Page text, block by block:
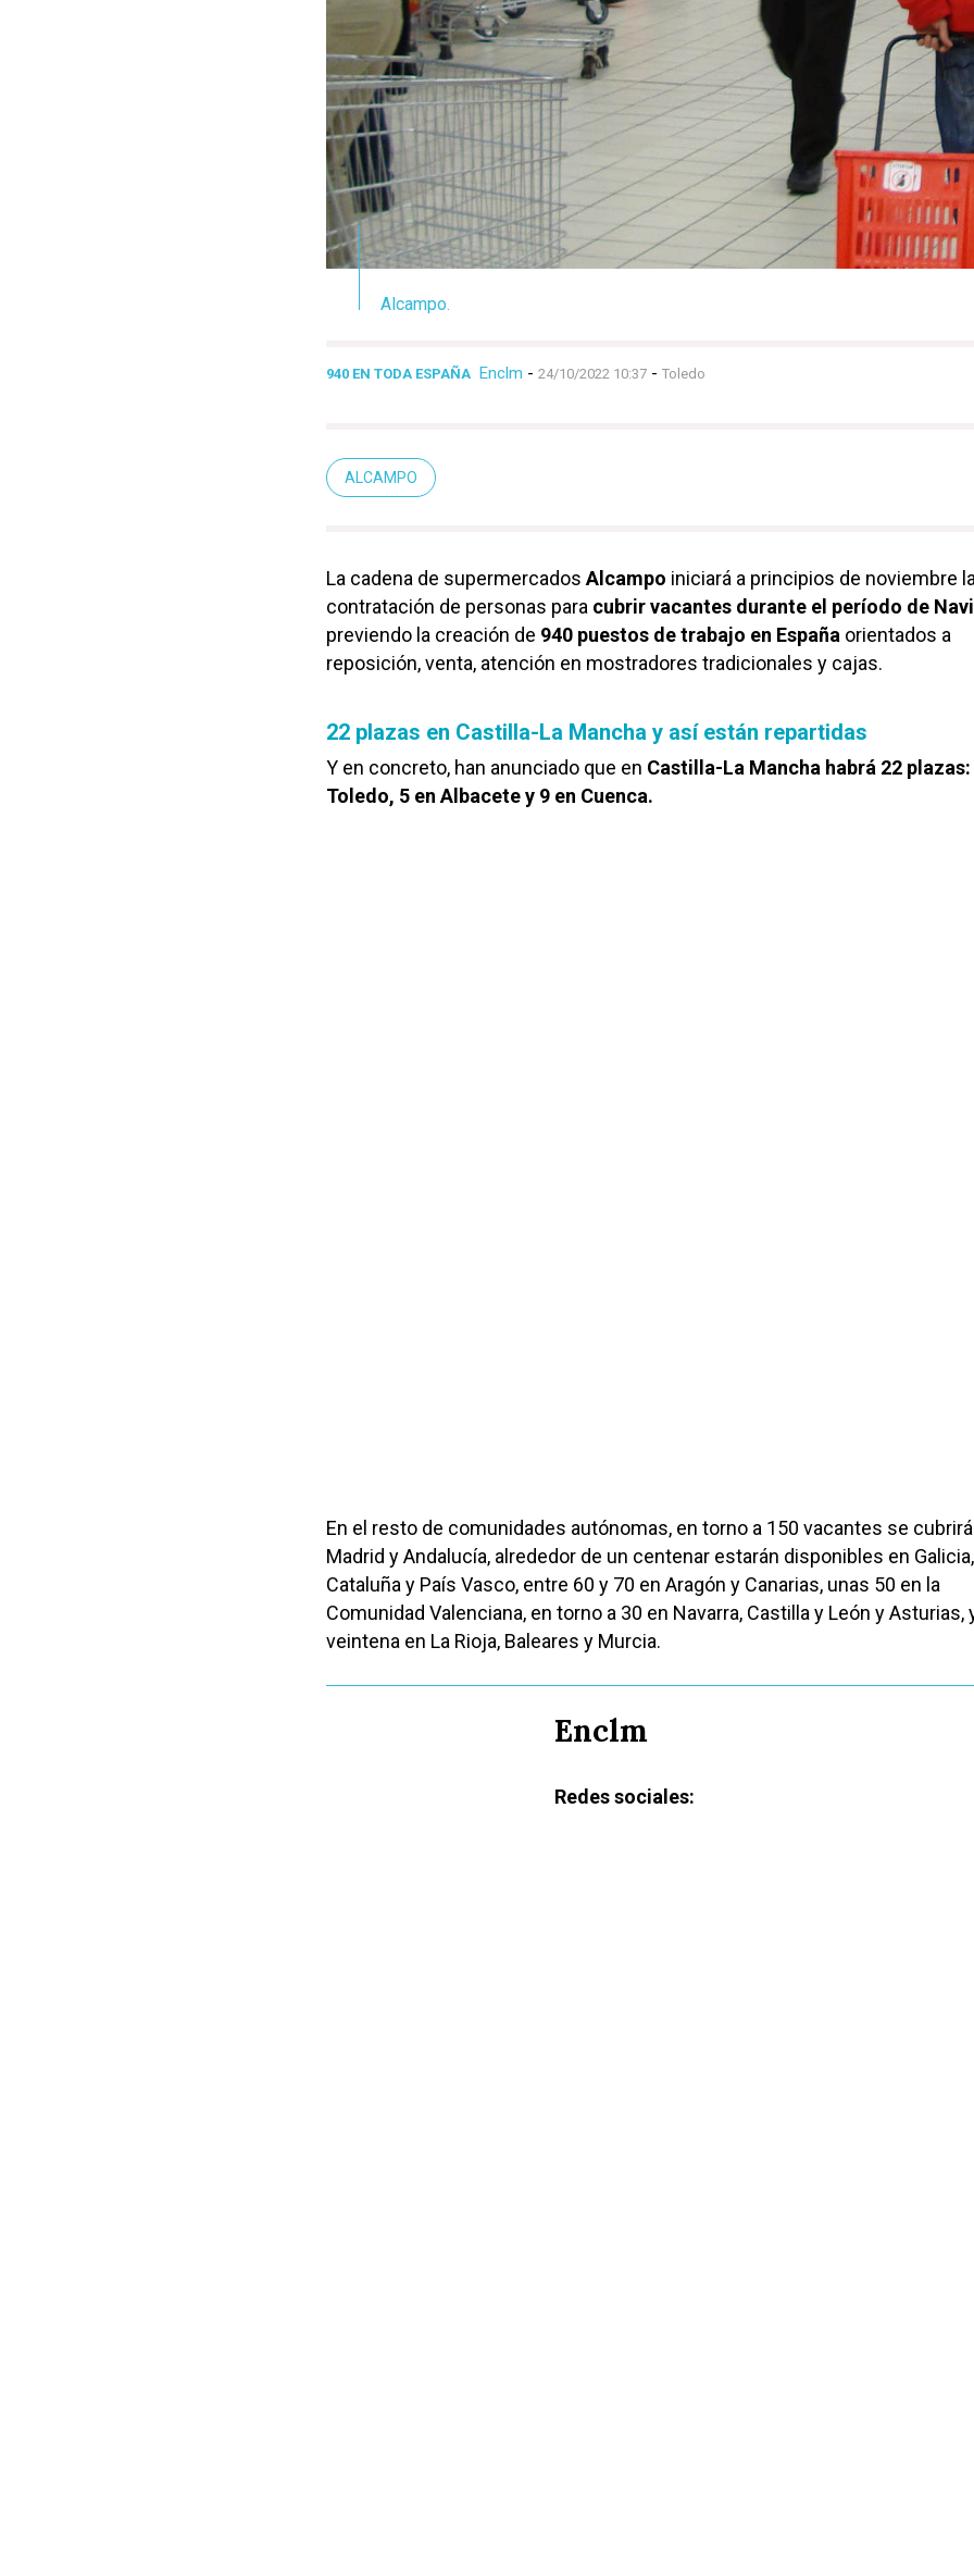
Alcampo.
940 EN TODA ESPAÑA Enclm - 24/10/2022 10:37 - Toledo
ALCAMPO
La cadena de supermercados Alcampo iniciará a principios de noviembre
contratación de personas para cubrir vacantes durante el período de
previendo la creación de 940 puestos de trabajo en España orientados a
reposición, venta, atención en mostradores tradicionales y cajas.
22 plazas en Castilla-La Mancha y así están repartidas
Y en concreto, han anunciado que en Castilla-La Mancha habrá 22 plazas:
Toledo, 5 en Albacete y 9 en Cuenca.
En el resto de comunidades autónomas, en torno a 150 vacantes se
Madrid y Andalucía, alrededor de un centenar estarán disponibles en Galicia,
Cataluña y País Vasco, entre 60 y 70 en Aragón y Canarias, unas 50 en la
Comunidad Valenciana, en torno a 30 en Navarra, Castilla y León y Asturias,
veintena en La Rioja, Baleares y Murcia.
Enclm
Redes sociales: